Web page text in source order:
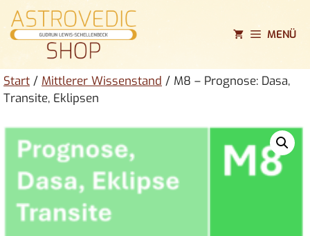
Zum
Inhalt
springen
MENÜ
Start / Mittlerer Wissenstand / M8 – Prognose: Dasa,
Transite, Eklipsen